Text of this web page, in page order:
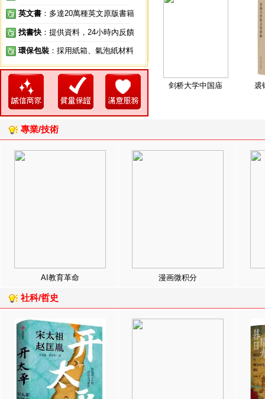
英文書 ：多達20萬種英文原版書籍
找書快 ：提供資料，24小時內反饋
環保包裝 ：採用紙箱、氣泡紙材料
剑桥大学中国庙 裘
專業/技術
AI教育革命 漫画微积分
社科/哲史